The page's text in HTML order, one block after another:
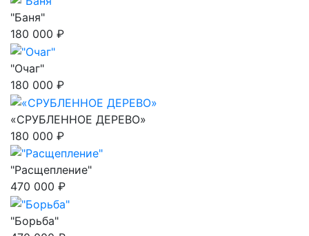
"Баня"
180 000 ₽
"Очаг"
180 000 ₽
«СРУБЛЕННОЕ ДЕРЕВО»
180 000 ₽
"Расщепление"
470 000 ₽
"Борьба"